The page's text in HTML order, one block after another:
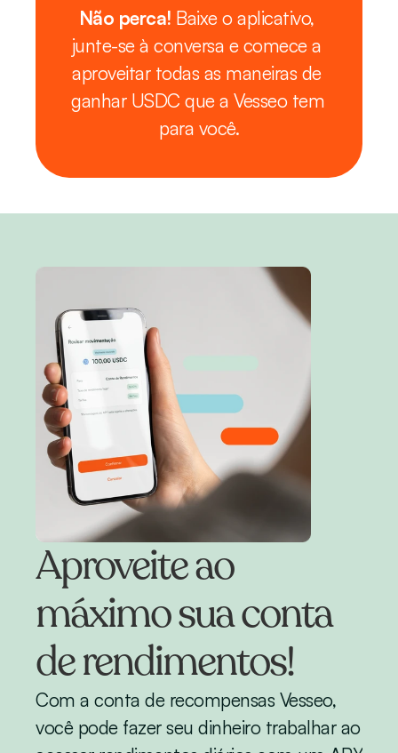
Não perca! Baixe o aplicativo,
junte-se à conversa e comece a
aproveitar todas as maneiras de
ganhar USDC que a Vesseo tem
para você.
Aproveite ao
máximo sua conta
de rendimentos!
Com a conta de recompensas Vesseo,
você pode fazer seu dinheiro trabalhar ao